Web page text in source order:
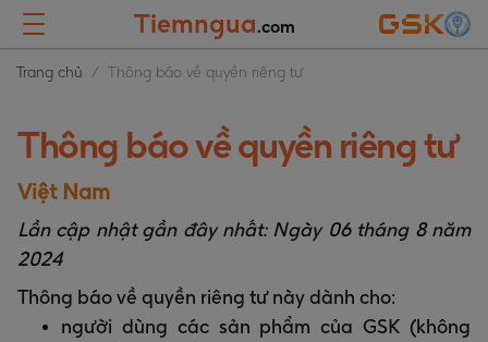
Tiemngua.com
Trang chủ Thông báo về quyền riêng tư
Thông báo về quyền riêng tư
Việt Nam
Lần cập nhật gần đây nhất: Ngày 06 tháng 8 năm
2024
Thông báo về quyền riêng tư này dành cho:
người dùng các sản phẩm của GSK (không